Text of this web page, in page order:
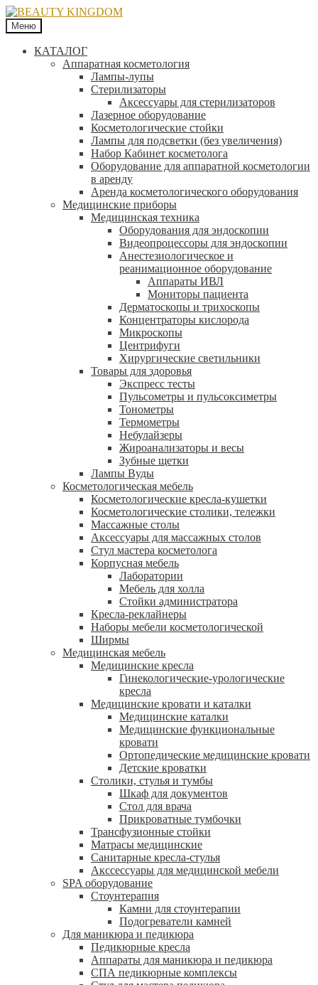
Меню
КАТАЛОГ
Аппаратная косметология
Лампы-лупы
Стерилизаторы
Аксессуары для стерилизаторов
Лазерное оборудование
Косметологические стойки
Лампы для подсветки (без увеличения)
Набор Кабинет косметолога
Оборудование для аппаратной косметологии
в аренду
Аренда косметологического оборудования
Медицинские приборы
Медицинская техника
Оборудования для эндоскопии
Видеопроцессоры для эндоскопии
Анестезиологическое и
реанимационное оборудование
Аппараты ИВЛ
Мониторы пациента
Дерматоскопы и трихоскопы
Концентраторы кислорода
Микроскопы
Центрифуги
Xирургические светильники
Товары для здоровья
Экспресс тесты
Пульсометры и пульсоксиметры
Тонометры
Термометры
Небулайзеры
Жироанализаторы и весы
Зубные щетки
Лампы Вуды
Косметологическая мебель
Косметологические кресла-кушетки
Косметологические столики, тележки
Массажные столы
Аксессуары для массажных столов
Стул мастера косметолога
Корпусная мебель
Лаборатории
Мебель для холла
Стойки администратора
Кресла-реклайнеры
Наборы мебели косметологической
Ширмы
Медицинская мебель
Медицинские кресла
Гинекологические-урологические
кресла
Медицинские кровати и каталки
Медицинские каталки
Медицинские функциональные
кровати
Ортопедические медицинские кровати
Детские кроватки
Столики, стулья и тумбы
Шкаф для документов
Стол для врача
Прикроватные тумбочки
Трансфузионные стойки
Матрасы медицинские
Санитарные кресла-стулья
Акссессуары для медицинской мебели
SPA оборудование
Стоунтерапия
Камни для стоунтерапии
Подогреватели камней
Для маникюра и педикюра
Педикюрные кресла
Аппараты для маникюра и педикюра
СПА педикюрные комплексы